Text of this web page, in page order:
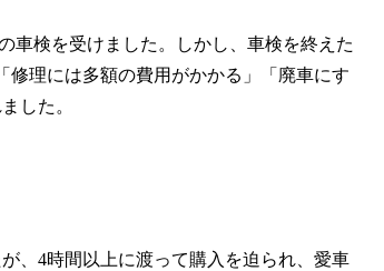
車検を受けました。しかし、車検を終えた
修理には多額の費用がかかる」「廃車にす
した。
、4時間以上に渡って購入を迫られ、愛車